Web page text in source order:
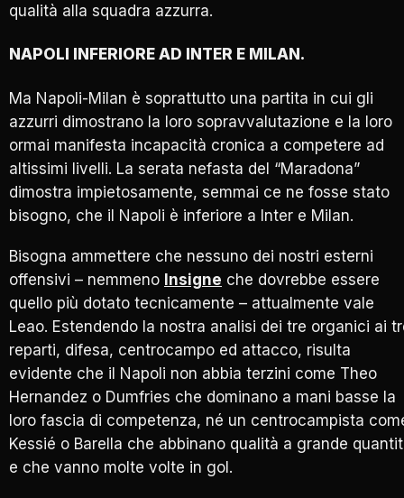
qualità alla squadra azzurra.
NAPOLI INFERIORE AD INTER E MILAN.
Ma Napoli-Milan è soprattutto una partita in cui gli
azzurri dimostrano la loro sopravvalutazione e la loro
ormai manifesta incapacità cronica a competere ad
altissimi livelli. La serata nefasta del “Maradona”
dimostra impietosamente, semmai ce ne fosse stato
bisogno, che il Napoli è inferiore a Inter e Milan.
Bisogna ammettere che nessuno dei nostri esterni
offensivi – nemmeno Insigne che dovrebbe essere
quello più dotato tecnicamente – attualmente vale
Leao. Estendendo la nostra analisi dei tre organici ai
reparti, difesa, centrocampo ed attacco, risulta
evidente che il Napoli non abbia terzini come Theo
Hernandez o Dumfries che dominano a mani basse la
loro fascia di competenza, né un centrocampista
Kessié o Barella che abbinano qualità a grande
e che vanno molte volte in gol.